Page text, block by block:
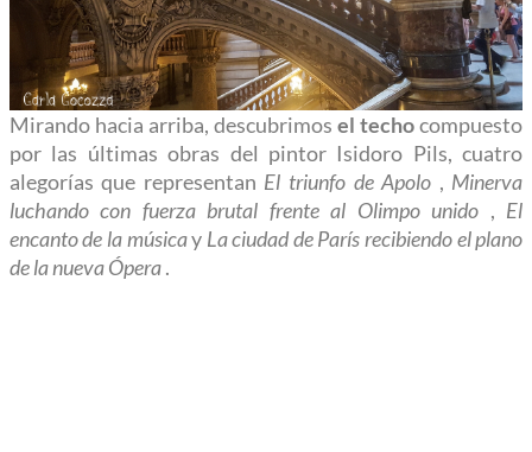
Mirando hacia arriba, descubrimosel techocompuesto
por las últimas obras del pintor Isidoro Pils, cuatro
alegorías que representan El triunfo de Apolo , Minerva
luchando con fuerza brutal frente al Olimpo unido , El
encanto de la músicay La ciudad de París recibiendo el plano
de la nueva Ópera.